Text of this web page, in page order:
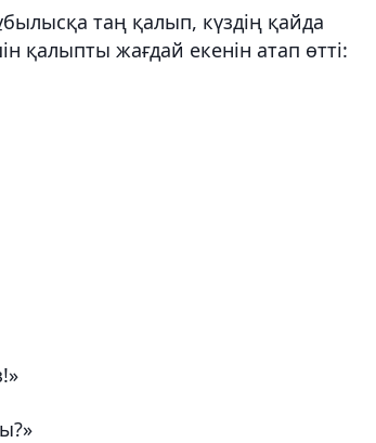
таң қалып, күздің қайда
қалыпты жағдай екенін атап өтті: